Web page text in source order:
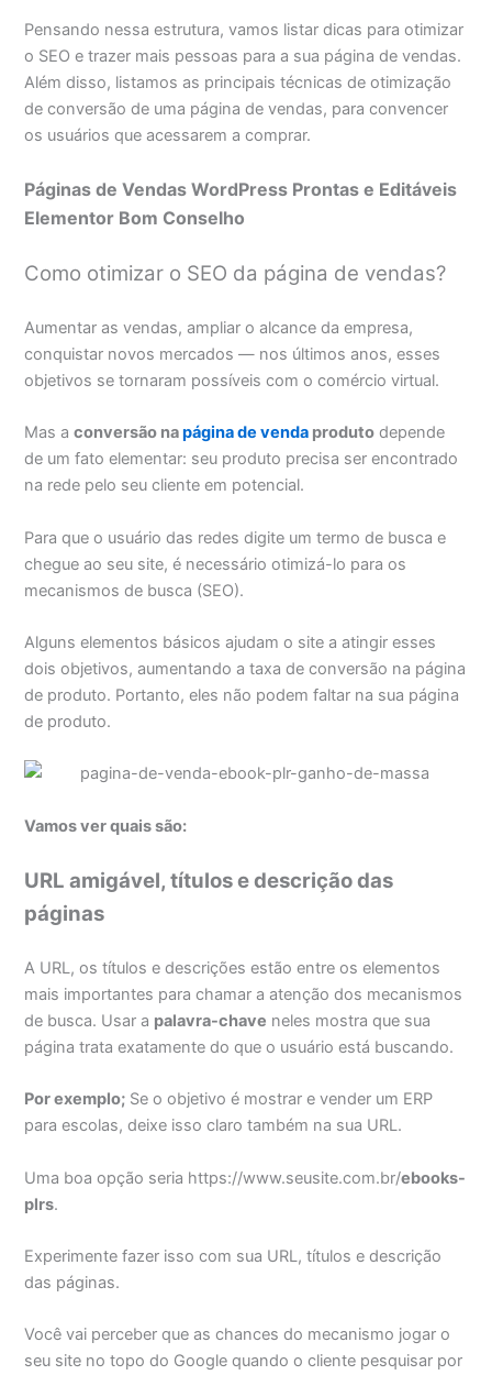
Pensando nessa estrutura, vamos listar dicas para otimizar
o SEO e trazer mais pessoas para a sua página de vendas.
Além disso, listamos as principais técnicas de otimização
de conversão de uma página de vendas, para convencer
os usuários que acessarem a comprar.
Páginas de Vendas WordPress Prontas e Editáveis
Elementor Bom Conselho
Como otimizar o SEO da página de vendas?
Aumentar as vendas, ampliar o alcance da empresa,
conquistar novos mercados — nos últimos anos, esses
objetivos se tornaram possíveis com o comércio virtual.
Mas aconversão napágina de venda produto depende
de um fato elementar: seu produto precisa ser encontrado
na rede pelo seu cliente em potencial.
Para que o usuário das redes digite um termo de busca e
chegue ao seu site, é necessário otimizá-lo para os
mecanismos de busca (SEO).
Alguns elementos básicos ajudam o site a atingir esses
dois objetivos, aumentando a taxa de conversão na página
de produto. Portanto, eles não podem faltar na sua página
de produto.
Vamos ver quais são:
URL amigável, títulos e descrição das
páginas
A URL, os títulos e descrições estão entre os elementos
mais importantes para chamar a atenção dos mecanismos
de busca. Usar a palavra-chave neles mostra que sua
página trata exatamente do que o usuário está buscando.
Por exemplo; Se o objetivo é mostrar e vender um ERP
para escolas, deixe isso claro também na sua URL.
Uma boa opção seria https://www.seusite.com.br/ebooks-
plrs.
Experimente fazer isso com sua URL, títulos e descrição
das páginas.
Você vai perceber que as chances do mecanismo jogar o
seu site no topo do Google quando o cliente pesquisar por